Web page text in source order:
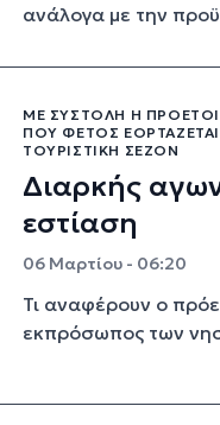
ανάλογα με την
ΜΕ ΣΥΣΤΟΛΉ Η
ΠΟΥ ΦΈΤΟΣ
ΤΟΥΡΙΣΤΙΚΉ ΣΕΖΌΝ
Διαρκής
εστίαση
06 Μαρτίου - 06:20
Τι αναφέρουν ο
εκπρόσωπος των